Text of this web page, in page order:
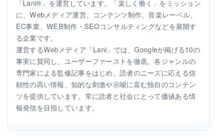
「Lani®」を運営しています。「楽しく働く」をミッション
に、Webメディア運営、コンテンツ制作、音楽レーベル、
EC事業、WEB制作・SEOコンサルティングなどを展開す
る企業です。
運営するWebメディア「Lani」では、Googleが掲げる10の
事実に賛同し、ユーザーファーストを徹底。各ジャンルの
専門家による監修記事をはじめ、読者のニーズに応える信
頼性の高い情報、知的な刺激や示唆に富む独自のコンテン
ツを提供しています。常に読者と社会にとって価値ある情
報発信を目指しています。